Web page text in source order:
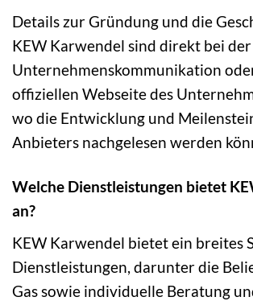
Details zur Gründung und die
KEW Karwendel sind direkt bei der
Unternehmenskommunikation
offiziellen Webseite des
wo die Entwicklung und
Anbieters nachgelesen werden
Welche Dienstleistungen bietet
an?
KEW Karwendel bietet ein breites
Dienstleistungen, darunter die
Gas sowie individuelle Beratung